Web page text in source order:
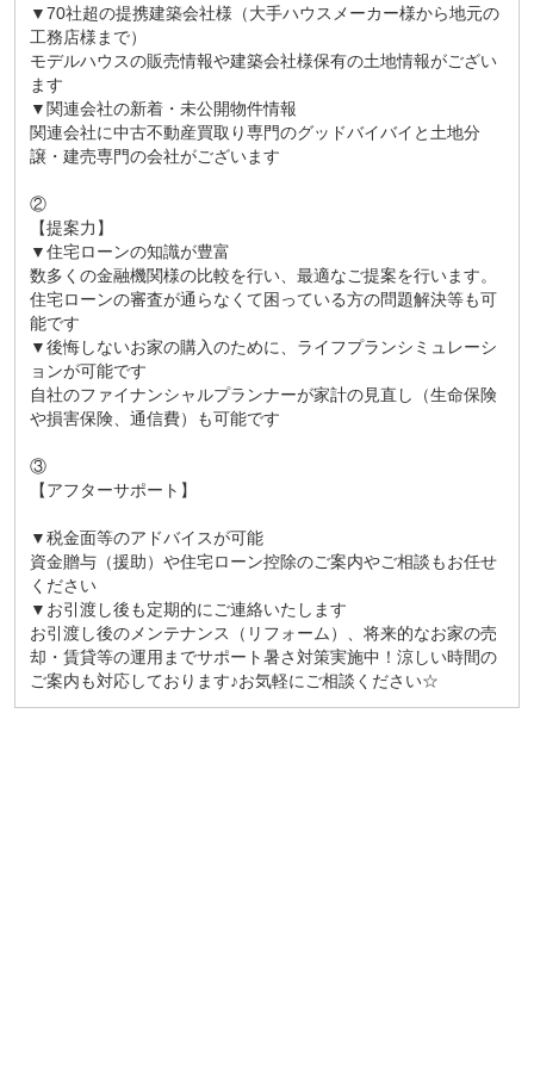
▼70社超の提携建築会社様（大手ハウスメーカー様から地元の
工務店様まで）
モデルハウスの販売情報や建築会社様保有の土地情報がござい
ます
▼関連会社の新着・未公開物件情報
関連会社に中古不動産買取り専門のグッドバイバイと土地分
譲・建売専門の会社がございます
②
【提案力】
▼住宅ローンの知識が豊富
数多くの金融機関様の比較を行い、最適なご提案を行います。
住宅ローンの審査が通らなくて困っている方の問題解決等も可
能です
▼後悔しないお家の購入のために、ライフプランシミュレーシ
ョンが可能です
自社のファイナンシャルプランナーが家計の見直し（生命保険
や損害保険、通信費）も可能です
③
【アフターサポート】
▼税金面等のアドバイスが可能
資金贈与（援助）や住宅ローン控除のご案内やご相談もお任せ
ください
▼お引渡し後も定期的にご連絡いたします
お引渡し後のメンテナンス（リフォーム）、将来的なお家の売
却・賃貸等の運用までサポート暑さ対策実施中！涼しい時間の
ご案内も対応しております♪お気軽にご相談ください☆